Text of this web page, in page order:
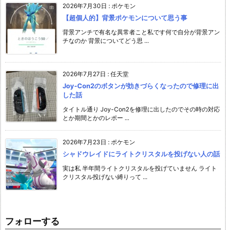
2026年7月30日 : ポケモン
【超個人的】背景ポケモンについて思う事
背景アンチで有名な異常者こと私です何で自分が背景アン
チなのか 背景についてどう思 ...
2026年7月27日 : 任天堂
Joy-Con2のボタンが効きづらくなったので修理に出
した話
タイトル通り Joy-Con2を修理に出したのでその時の対応
とか期間とかのレポー ...
2026年7月23日 : ポケモン
シャドウレイドにライトクリスタルを投げない人の話
実は私 半年間ライトクリスタルを投げていません ライト
クリスタル投げない縛りって ...
フォローする